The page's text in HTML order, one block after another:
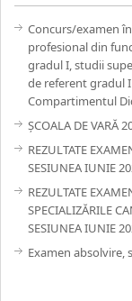
Concurs/examen
profesional din
gradul I, studii
de referent gradul
Compartimentul
ȘCOALA DE VARĂ
REZULTATE
SESIUNEA IUNIE
REZULTATE
SPECIALIZĂRILE
SESIUNEA IUNIE
Examen absolvire,